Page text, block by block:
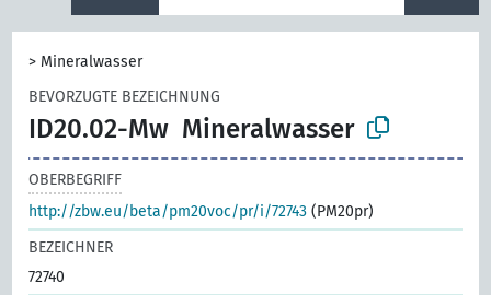
> Mineralwasser
BEVORZUGTE BEZEICHNUNG
ID20.02-Mw Mineralwasser
OBERBEGRIFF
http://zbw.eu/beta/pm20voc/pr/i/72743 (PM20pr)
BEZEICHNER
72740